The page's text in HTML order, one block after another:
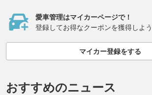
愛車管理はマイカーページで！
登録してお得なクーポンを獲得しよう
マイカー登録をする
おすすめのニュース